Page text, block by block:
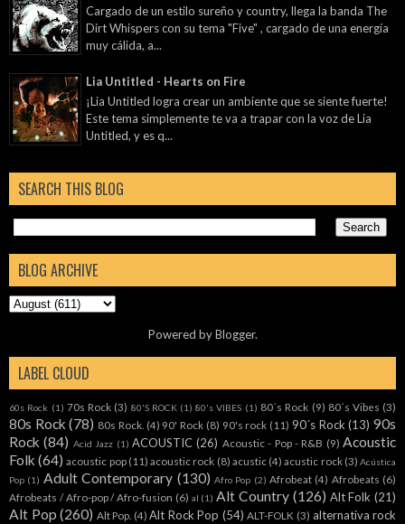
Cargado de un estilo sureño y country, llega la banda The
Dirt Whispers con su tema "Five" , cargado de una energía
muy cálida, a...
Lia Untitled - Hearts on Fire
¡Lia Untitled logra crear un ambiente que se siente fuerte!
Este tema simplemente te va a trapar con la voz de Lia
Untitled, y es q...
SEARCH THIS BLOG
BLOG ARCHIVE
Powered byBlogger.
LABEL CLOUD
60s Rock (1) 70s Rock (3) 80'S ROCK (1) 80's VIBES (1) 80´s Rock (9) 80´s Vibes (3)
80s Rock (78) 80s Rock. (4) 90' Rock (8) 90's rock (11) 90´s Rock (13) 90s
Rock (84) Acid Jazz (1) ACOUSTIC (26) Acoustic - Pop - R&B (9) Acoustic
Folk (64) acoustic pop (11) acoustic rock (8) acustic (4) acustic rock (3) Acústica
Pop (1) Adult Contemporary (130) Afro Pop (2) Afrobeat (4) Afrobeats (6)
Afrobeats / Afro-pop / Afro-fusion (6) al (1) Alt Country (126) Alt Folk (21)
Alt Pop (260) Alt Pop. (4) Alt Rock Pop (54) ALT-FOLK (3) alternativa rock